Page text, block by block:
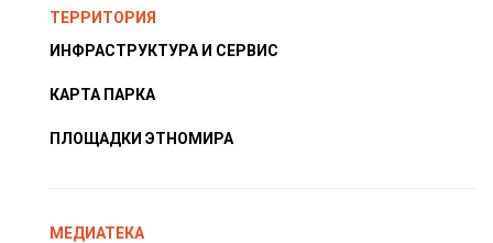
ТЕРРИТОРИЯ
ИНФРАСТРУКТУРА И СЕРВИС
КАРТА ПАРКА
ПЛОЩАДКИ ЭТНОМИРА
МЕДИАТЕКА